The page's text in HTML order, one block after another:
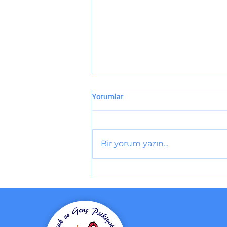
AİLE İÇİ ŞİDDET İZLERİ...
Yorumlar
Bir yorum yazın...